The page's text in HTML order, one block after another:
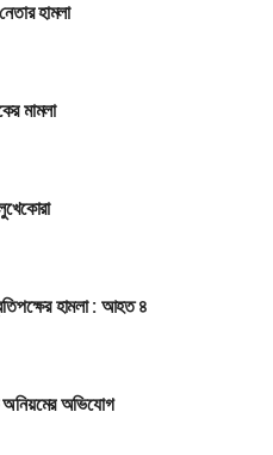
হামলা
মামলা
হামলা : আহত ৪
অনিয়মের অভিযোগ